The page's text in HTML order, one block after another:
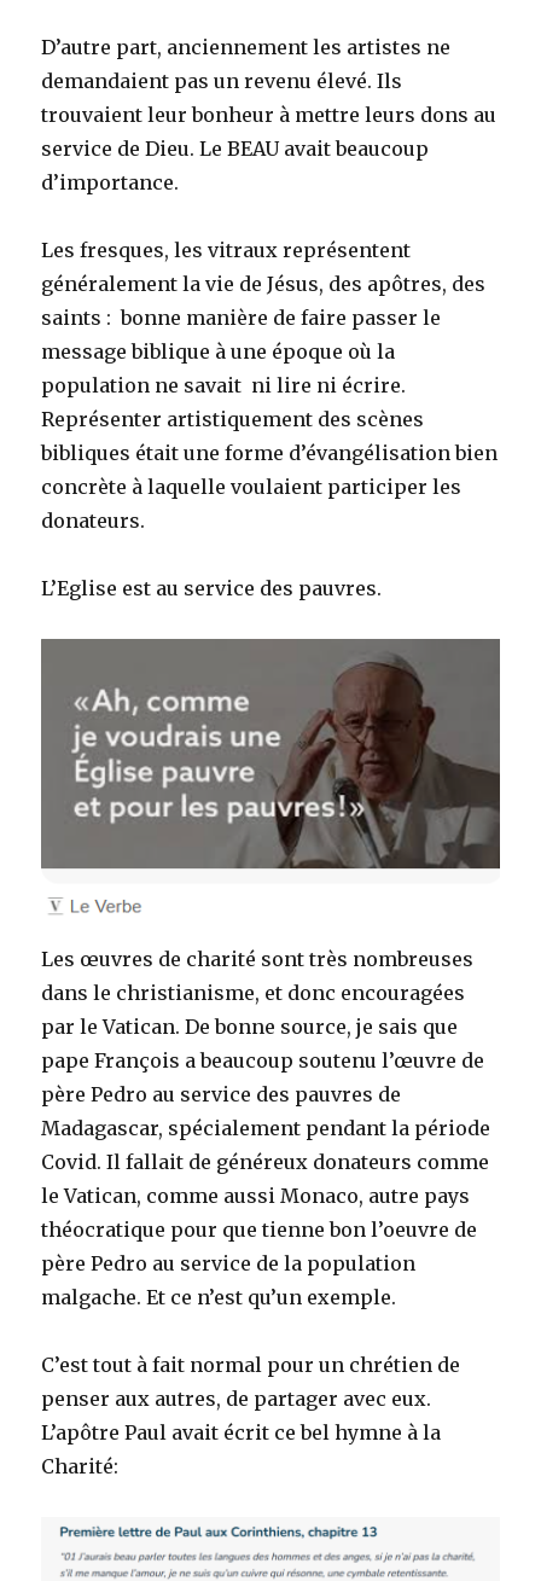
D’autre part, anciennement les artistes ne
demandaient pas un revenu élevé. Ils
trouvaient leur bonheur à mettre leurs dons au
service de Dieu. Le BEAU avait beaucoup
d’importance.
Les fresques, les vitraux représentent
généralement la vie de Jésus, des apôtres, des
saints : bonne manière de faire passer le
message biblique à une époque où la
population ne savait ni lire ni écrire.
Représenter artistiquement des scènes
bibliques était une forme d’évangélisation bien
concrète à laquelle voulaient participer les
donateurs.
L’Eglise est au service des pauvres.
Les œuvres de charité sont très nombreuses
dans le christianisme, et donc encouragées
par le Vatican. De bonne source, je sais que
pape François a beaucoup soutenu l’œuvre de
père Pedro au service des pauvres de
Madagascar, spécialement pendant la période
Covid. Il fallait de généreux donateurs comme
le Vatican, comme aussi Monaco, autre pays
théocratique pour que tienne bon l’oeuvre de
père Pedro au service de la population
malgache. Et ce n’est qu’un exemple.
C’est tout à fait normal pour un chrétien de
penser aux autres, de partager avec eux.
L’apôtre Paul avait écrit ce bel hymne à la
Charité: